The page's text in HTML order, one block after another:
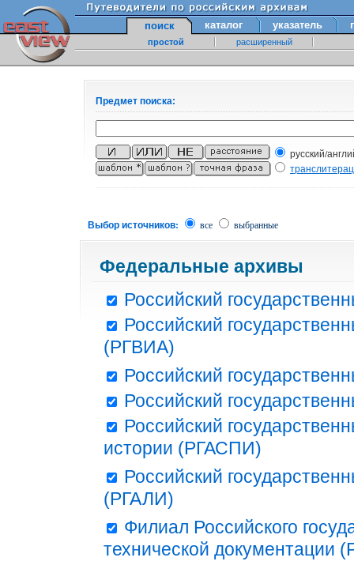
поиск каталог указатель
простой расширенный
Предмет поиска:
русский/
Выбор источников: все выбранные
Федеральные архивы
Российский
Российский
(РГВИА)
Российский
Российский
Российский
истории (РГАСПИ)
Российский
(РГАЛИ)
Филиал Российского
технической документации